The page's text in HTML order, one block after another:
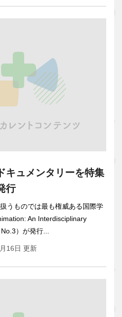
キュメンタリーを特集
行
うものでは最も権威ある国際学
An Interdisciplinary
）が発行...
16日 更新